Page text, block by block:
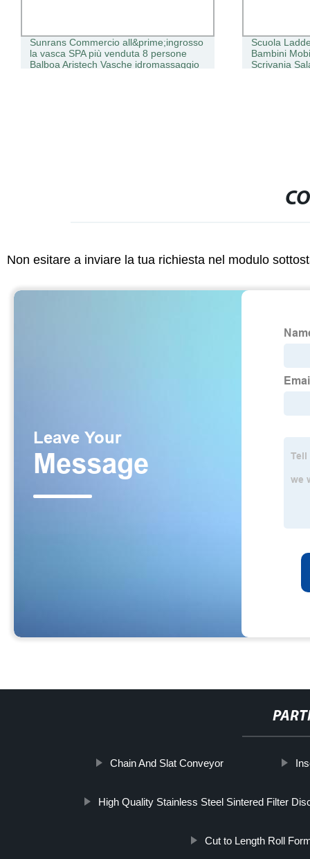
Sunrans Commercio all&prime;ingrosso
la vasca SPA più venduta 8 persone
Balboa Aristech Vasche idromassaggio
Scuola
Bambini
Scrivania
Non esitare a inviare la tua richiesta nel modulo
Chain And Slat Conveyor
High Quality Stainless Steel Sintered Filter
Cut to Length Roll